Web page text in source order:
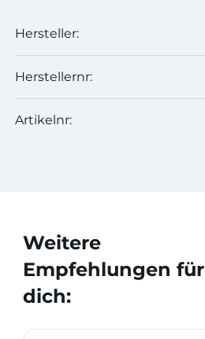
Hersteller:
Herstellernr:
Artikelnr:
Weitere
Empfehlungen für
dich: